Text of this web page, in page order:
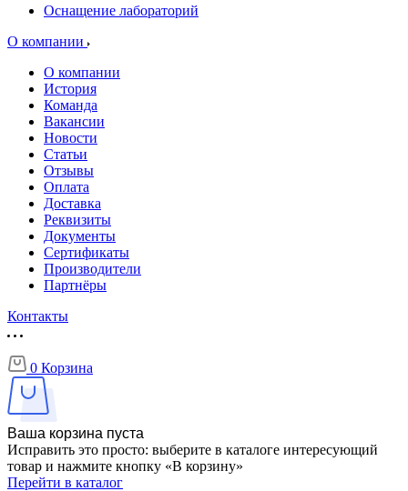
Оснащение лабораторий
О компании
О компании
История
Команда
Вакансии
Новости
Статьи
Отзывы
Оплата
Доставка
Реквизиты
Документы
Сертификаты
Производители
Партнёры
Контакты
0 Корзина
Ваша корзина пуста
Исправить это просто: выберите в каталоге интересующий
товар и нажмите кнопку «В корзину»
Перейти в каталог